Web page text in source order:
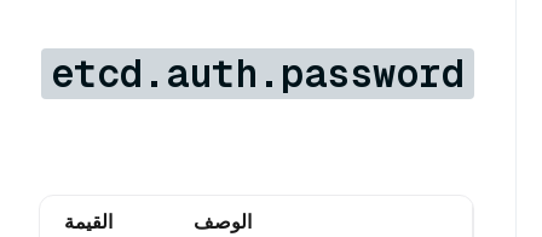
etcd.auth.password
الوصف
القيمة